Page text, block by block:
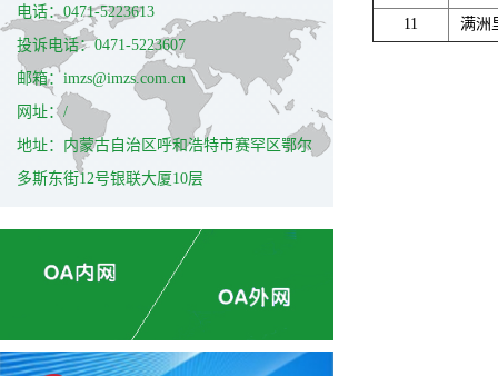
电话：0471-5223613
投诉电话：0471-5223607
邮箱：imzs@imzs.com.cn
网址：/
地址：内蒙古自治区呼和浩特市赛罕区鄂尔
多斯东街12号银联大厦10层
11
满洲